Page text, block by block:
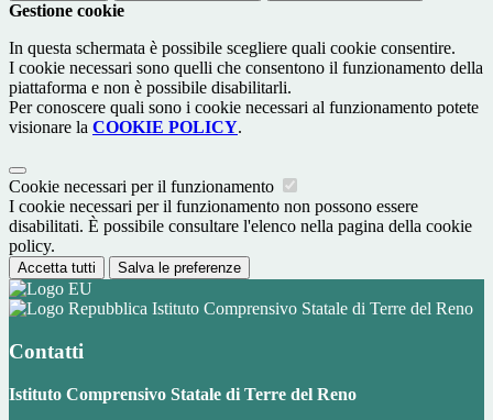
Gestione cookie
In questa schermata è possibile scegliere quali cookie consentire.
I cookie necessari sono quelli che consentono il funzionamento della
piattaforma e non è possibile disabilitarli.
Per conoscere quali sono i cookie necessari al funzionamento potete
visionare la COOKIE POLICY.
Cookie necessari per il funzionamento
I cookie necessari per il funzionamento non possono essere
disabilitati. È possibile consultare l'elenco nella pagina della cookie
policy.
Accetta tutti Salva le preferenze
Istituto Comprensivo Statale di Terre del Reno
Contatti
Istituto Comprensivo Statale di Terre del Reno